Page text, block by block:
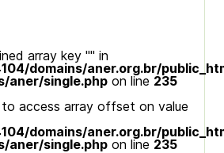
array key "" in
domains/aner.org.br/
aner/single.php on line 235
to access array offset on value
domains/aner.org.br/
aner/single.php on line 235